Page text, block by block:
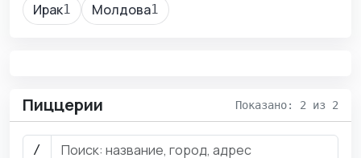
Ирак1 Молдова1
Пиццерии Показано: 2 из 2
/